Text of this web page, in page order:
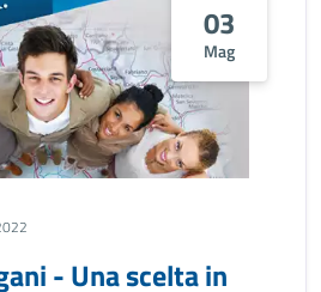
03
Mag
- Una scelta in